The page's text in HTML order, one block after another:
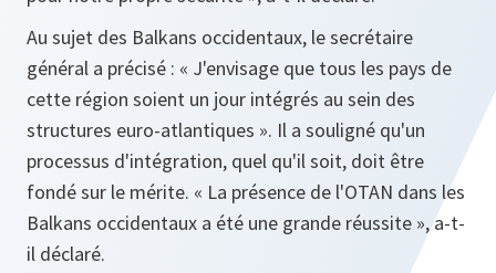
Au sujet des Balkans occidentaux, le secrétaire
général a précisé : « J'envisage que tous les pays de
cette région soient un jour intégrés au sein des
structures euro-atlantiques ». Il a souligné qu'un
processus d'intégration, quel qu'il soit, doit être
fondé sur le mérite. « La présence de l'OTAN dans les
Balkans occidentaux a été une grande réussite »,a-t-
il déclaré.